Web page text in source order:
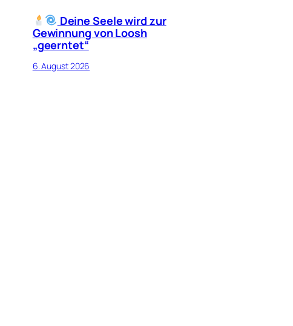
Deine Seele wird zur
Gewinnung von Loosh
„geerntet“
6. August 2026